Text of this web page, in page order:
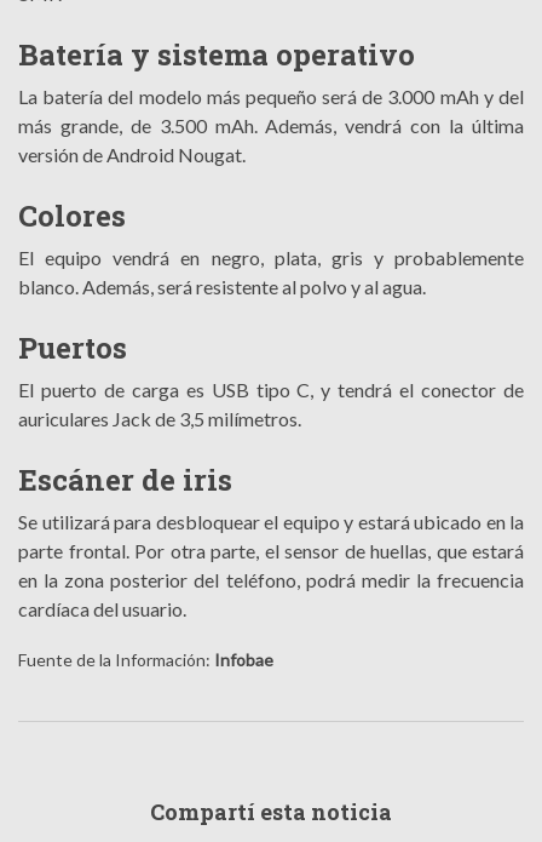
Batería y sistema operativo
La batería del modelo más pequeño será de 3.000 mAh y del
más grande, de 3.500 mAh. Además, vendrá con la última
versión de Android Nougat.
Colores
El equipo vendrá en negro, plata, gris y probablemente
blanco. Además, será resistente al polvo y al agua.
Puertos
El puerto de carga es USB tipo C, y tendrá el conector de
auriculares Jack de 3,5 milímetros.
Escáner de iris
Se utilizará para desbloquear el equipo y estará ubicado en la
parte frontal. Por otra parte, el sensor de huellas, que estará
en la zona posterior del teléfono, podrá medir la frecuencia
cardíaca del usuario.
Fuente de la Información: Infobae
Compartí esta noticia